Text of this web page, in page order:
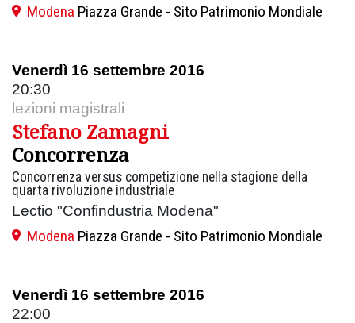
Modena Piazza Grande - Sito Patrimonio Mondiale
Venerdì 16 settembre 2016
20:30
lezioni magistrali
Stefano Zamagni
Concorrenza
Concorrenza versus competizione nella stagione della
quarta rivoluzione industriale
Lectio "Confindustria Modena"
Modena Piazza Grande - Sito Patrimonio Mondiale
Venerdì 16 settembre 2016
22:00